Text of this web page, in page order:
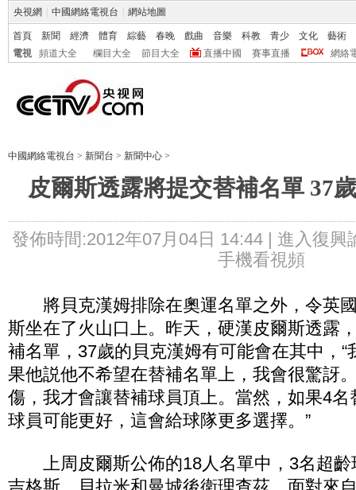
央視網 中國網絡電視台 網站地圖
首頁 新聞 經濟 體育 綜藝 春晚 戲曲 音樂 科教 青少 文化
藝術
電視
頻道大全 欄目大全 節目大全 直播中國 賽事直播 網絡
中國網絡電視台 > 新聞台 > 新聞中心 >
皮爾斯透露將提交替補名單 37
發佈時間:2012年07月04日 14:44 | 進入復興
手機看視頻
將貝克漢姆排除在奧運名單之外，令英
斯坐在了火山口上。昨天，硬漢皮爾斯透露
補名單，37歲的貝克漢姆有可能會在其中，“
果他説他不希望在替補名單上，我會很驚訝
傷，我才會讓替補球員頂上。當然，如果4
球員可能更好，這會給球隊更多選擇。”
上周皮爾斯公佈的18人名單中，3名超齡